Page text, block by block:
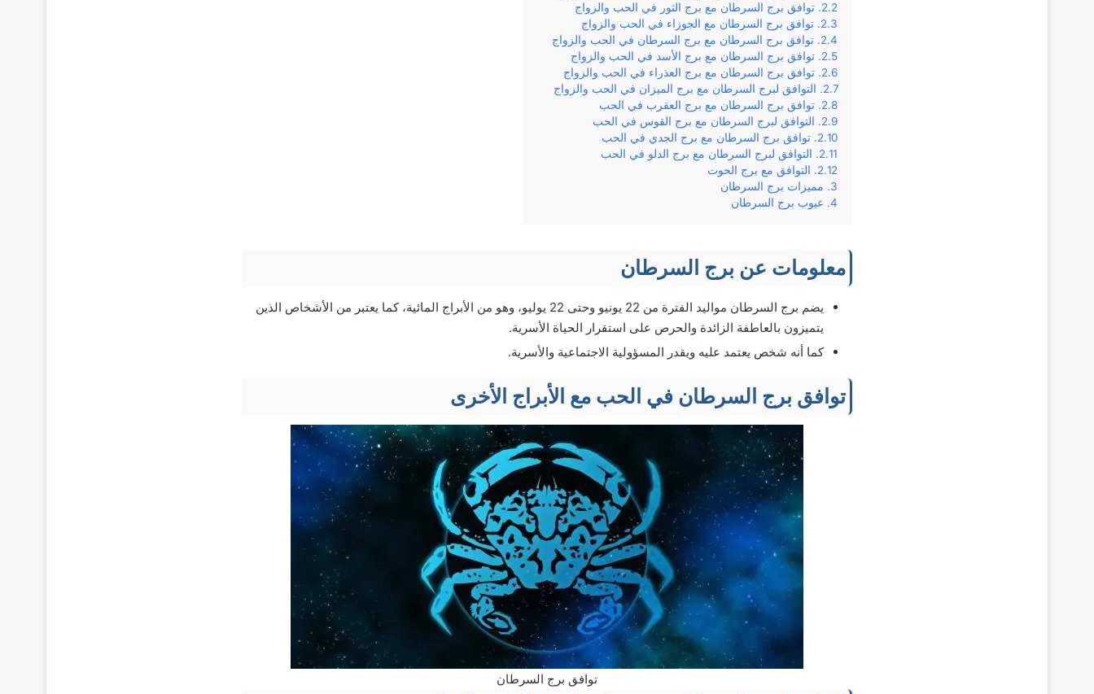
توافق برج السرطان مع برج الثور في الحب والزواج
توافق برج السرطان مع الجوزاء في الحب والزواج
توافق برج السرطان مع برج السرطان في الحب والزواج
توافق برج السرطان مع برج الأسد في الحب والزواج
توافق برج السرطان مع برج العذراء في الحب والزواج
التوافق لبرج السرطان مع برج الميزان في الحب والزواج
توافق برج السرطان مع برج العقرب في الحب
التوافق لبرج السرطان مع برج القوس في الحب
توافق برج السرطان مع برج الجدي في الحب
التوافق لبرج السرطان مع برج الدلو في الحب
التوافق مع برج الحوت
مميزات برج السرطان
عيوب برج السرطان
معلومات عن برج السرطان
يضم برج السرطان مواليد الفترة من 22 يونيو وحتى 22 يوليو، وهو من الأبراج المائية، كما يعتبر من الأشخاص الذين
يتميزون بالعاطفة الزائدة والحرص على استقرار الحياة الأسرية.
كما أنه شخص يعتمد عليه ويقدر المسؤولية الاجتماعية والأسرية.
توافق برج السرطان في الحب مع الأبراج الأخرى
توافق برج السرطان